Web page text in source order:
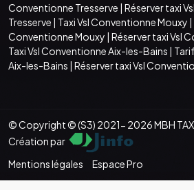
Conventionne Tresserve | Réserver taxi
Tresserve | Taxi Vsl Conventionne Mouxy |
Conventionne Mouxy | Réserver taxi Vsl
Taxi Vsl Conventionne Aix-les-Bains |
Aix-les-Bains | Réserver taxi Vsl
© Copyright © (S3) 2021- 2026 MBH
Création par
Mentions légales
Espace Pro